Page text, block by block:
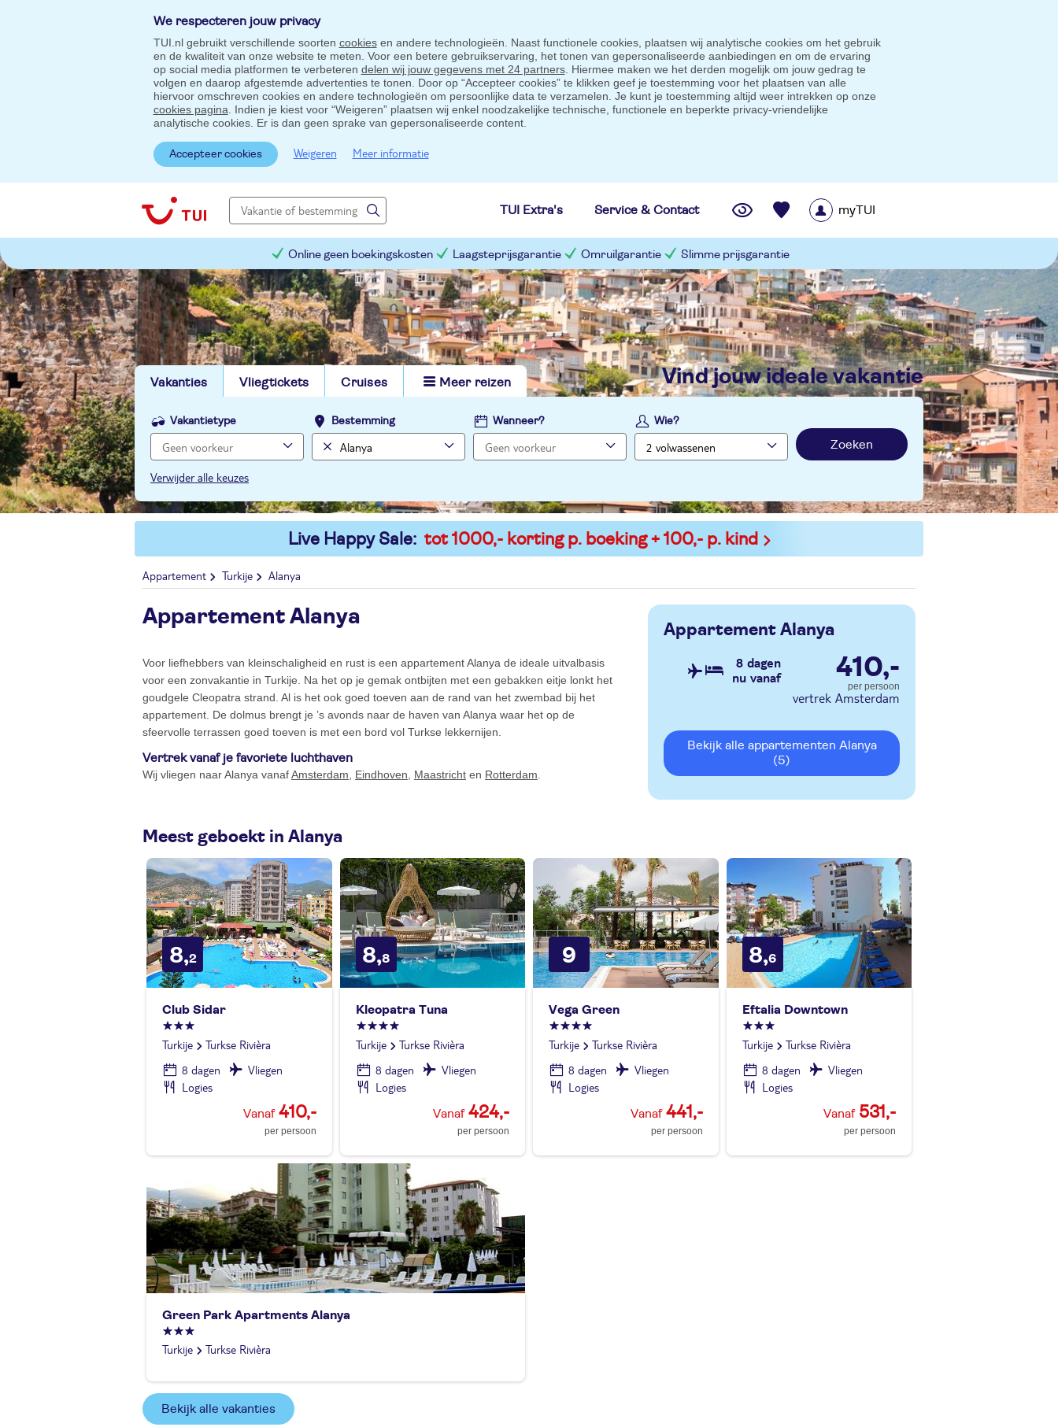
We respecteren jouw privacy
TUI.nl gebruikt verschillende soorten cookiesen andere technologieën. Naast functionele cookies, plaatsen wij analytische cookies om het gebruik
en de kwaliteit van onze website te meten. Voor een betere gebruikservaring, het tonen van gepersonaliseerde aanbiedingen en om de ervaring
op social media platformen te verbeteren delen wij jouw gegevens met 24 partners. Hiermee maken we het derden mogelijk om jouw gedrag te
volgen en daarop afgestemde advertenties te tonen. Door op “Accepteer cookies” te klikken geef je toestemming voor het plaatsen van alle
hiervoor omschreven cookies en andere technologieën om persoonlijke data te verzamelen. Je kunt je toestemming altijd weer intrekken op onze
cookies pagina . Indien je kiest voor “Weigeren” plaatsen wij enkel noodzakelijke technische, functionele en beperkte privacy-vriendelijke
analytische cookies. Er is dan geen sprake van gepersonaliseerde content.
Accepteer cookies Weigeren Meer informatie
TUI Extra's Service & Contact myTUI
Online geen boekingskosten Laagsteprijsgarantie Omruilgarantie Slimme prijsgarantie
Vakanties Vliegtickets Cruises Meer reizen vind jouw ideale vakantie
Vakantietype Bestemming Wanneer? Wie?
Zoeken
Verwijder alle keuzes
Live Happy Sale: tot 1000,- korting p. boeking + 100,- p. kind
Appartement Turkije Alanya
Appartement Alanya
Voor liefhebbers van kleinschaligheid en rust is een appartement Alanya de ideale uitvalbasis
voor een zonvakantie in Turkije. Na het op je gemak ontbijten met een gebakken eitje lonkt het
goudgele Cleopatra strand. Al is het ook goed toeven aan de rand van het zwembad bij het
appartement. De dolmus brengt je ’s avonds naar de haven van Alanya waar het op de
sfeervolle terrassen goed toeven is met een bord vol Turkse lekkernijen.
Vertrek vanaf je favoriete luchthaven
Wij vliegen naar Alanya vanafAmsterdam Eindhoven Maastricht en Rotterdam
Appartement Alanya
8 dagen
nu vanaf
410,-
per persoon
vertrek Amsterdam
Bekijk alle appartementen Alanya
(5)
Meest geboekt in Alanya
8,2
Club Sidar
Turkije
Turkse Rivièra
8 dagen
Vliegen
Logies
410,-
per persoon
8,8
Kleopatra Tuna
Turkije
Turkse Rivièra
8 dagen
Vliegen
Logies
424,-
per persoon
9
Vega Green
Turkije
Turkse Rivièra
8 dagen
Vliegen
Logies
441,-
per persoon
8,6
Eftalia Downtown
Turkije
Turkse Rivièra
8 dagen
Vliegen
Logies
531,-
per persoon
Green Park Apartments Alanya
Turkije Turkse Rivièra
Bekijk alle vakanties